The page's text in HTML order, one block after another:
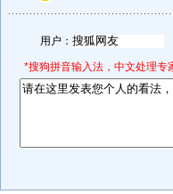
用户：
*搜狗拼音输入法，中文处理专